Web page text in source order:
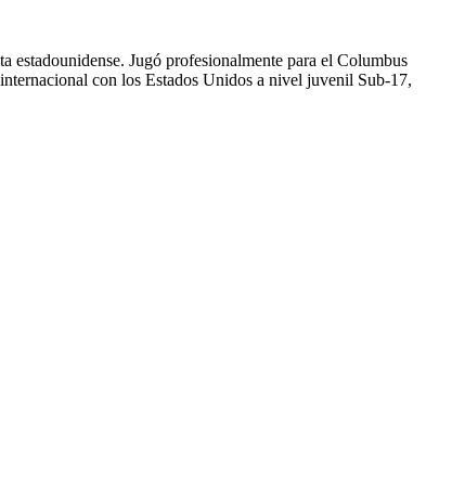
Jugó profesionalmente para el Columbus
con los Estados Unidos a nivel juvenil Sub-17,